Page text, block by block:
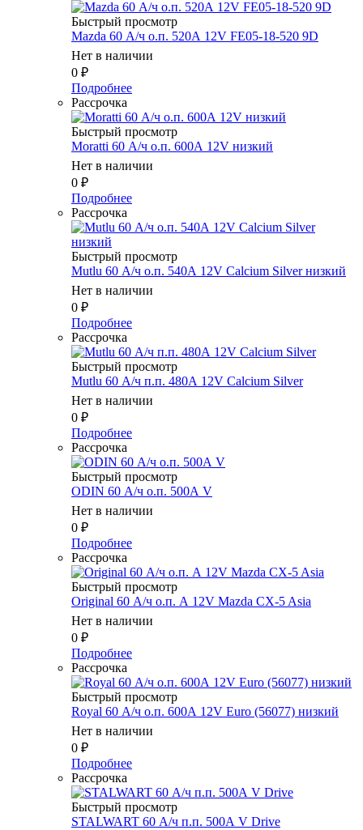
Быстрый просмотр
Mazda 60 А/ч о.п. 520А 12V FE05-18-520 9D
Нет в наличии
0 ₽
Подробнее
Рассрочка
Быстрый просмотр
Moratti 60 А/ч о.п. 600А 12V низкий
Нет в наличии
0 ₽
Подробнее
Рассрочка
Быстрый просмотр
Mutlu 60 А/ч о.п. 540А 12V Calcium Silver низкий
Нет в наличии
0 ₽
Подробнее
Рассрочка
Быстрый просмотр
Mutlu 60 А/ч п.п. 480А 12V Calcium Silver
Нет в наличии
0 ₽
Подробнее
Рассрочка
Быстрый просмотр
ODIN 60 А/ч о.п. 500А V
Нет в наличии
0 ₽
Подробнее
Рассрочка
Быстрый просмотр
Original 60 А/ч о.п. А 12V Mazda CX-5 Asia
Нет в наличии
0 ₽
Подробнее
Рассрочка
Быстрый просмотр
Royal 60 А/ч о.п. 600А 12V Euro (56077) низкий
Нет в наличии
0 ₽
Подробнее
Рассрочка
Быстрый просмотр
STALWART 60 А/ч п.п. 500А V Drive